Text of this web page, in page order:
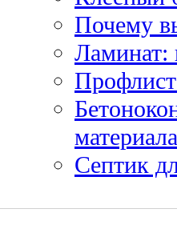
Почему
Ламинат:
материала
Септик